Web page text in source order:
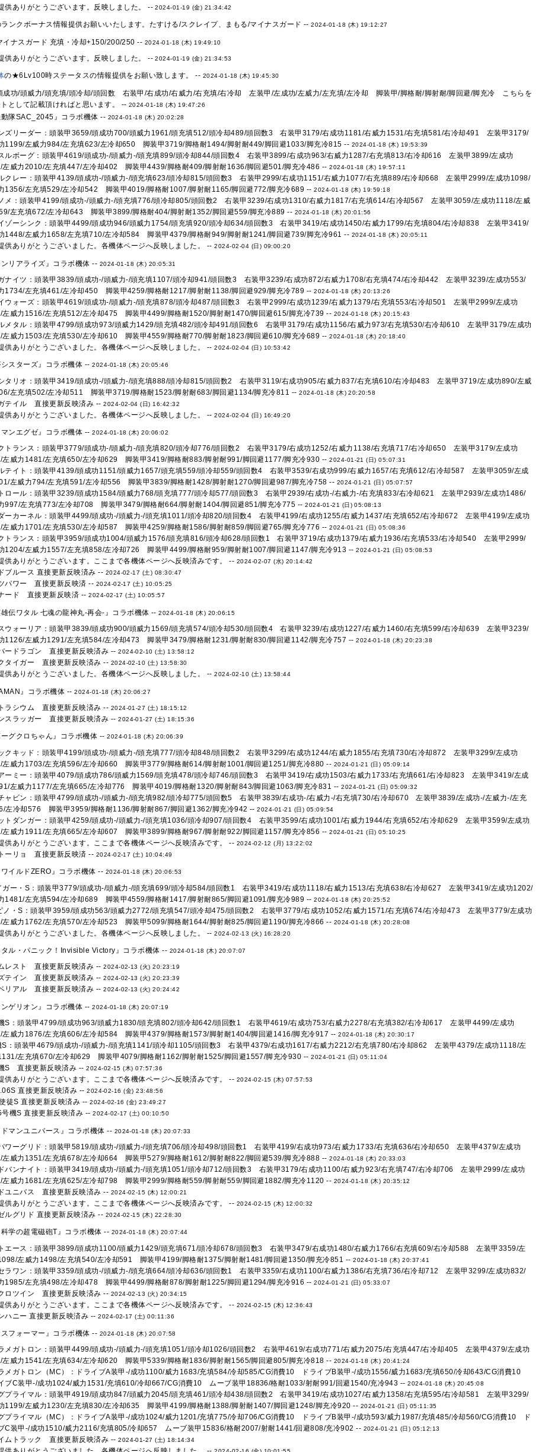
供ありがとうございます。反映しました。 --2024-01-19 (金) 21:34:42
ンクボーナス情報提供お願いいたします。たすける/スクレイプ、まもる/マイナスガード --2024-01-18 (木) 19:12:27
イナスガード 充填・冷却+150/200/250 -- 2024-01-18 (木) 19:49:10
供ありがとうございます。反映しました。 --2024-01-19 (金) 21:34:53
の★6Lv100時ステータスの情報提供をお願い致します。 -- 2024-01-18 (木) 19:45:30
成功/頭威力/頭充填/頭冷却/頭回数 右装甲/右成功/右威力/右充填/右冷却 左装甲/左成功/左威力/左充填/左冷却 脚装甲/脚格耐/脚射耐/脚回避/脚充冷 こちらを
として記載頂ければと思います。 -- 2024-01-18 (木) 19:47:26
動隊SAC_2045』コラボ機体 -- 2024-01-18 (木) 20:02:28
ズリーダー：頭装甲3659/頭成功700/頭威力1961/頭充填512/頭冷却489/頭回数3 右装甲3179/右成功1181/右威力1531/右充填581/右冷却491 左装甲3179/
1199/左威力984/左充填623/左冷却650 脚装甲3719/脚格耐1494/脚射耐449/脚回避1033/脚充冷815 -- 2024-01-18 (木) 19:53:39
ルボーグ：頭装甲4619/頭成功-/頭威力-/頭充填899/頭冷却844/頭回数4 右装甲3899/右成功963/右威力1287/右充填813/右冷却616 左装甲3899/左成功
左威力2010/左充填447/左冷却402 脚装甲4439/脚格耐409/脚射耐1636/脚回避501/脚充冷486 --2024-01-18 (木) 19:57:11
クレー：頭装甲4139/頭成功-/頭威力-/頭充填623/頭冷却815/頭回数3 右装甲2999/右成功1151/右威力1077/右充填889/右冷却668 左装甲2999/左成功1098/
1356/左充填529/左冷却542 脚装甲4019/脚格耐1007/脚射耐1165/脚回避772/脚充冷689 --2024-01-18 (木) 19:59:18
メ：頭装甲4199/頭成功-/頭威力-/頭充填776/頭冷却805/頭回数2 右装甲3239/右成功1310/右威力1817/右充填614/右冷却567 左装甲3059/左成功1118/左威
左充填672/左冷却643 脚装甲3899/脚格耐404/脚射耐1352/脚回避559/脚充冷889 -- 2024-01-18 (木) 20:01:56
ゾーシンク：頭装甲4499/頭成功946/頭威力1754/頭充填920/頭冷却634/頭回数3 右装甲3419/右成功1450/右威力1799/右充填804/右冷却838 左装甲3419/
1448/左威力1658/左充填710/左冷却584 脚装甲4379/脚格耐949/脚射耐1241/脚回避739/脚充冷961 -- 2024-01-18 (木) 20:05:11
供ありがとうございました。各機体ページへ反映しました。 --2024-02-04 (日) 09:00:20
ンリアライズ』コラボ機体 -- 2024-01-18 (木) 20:05:31
ナイツ：頭装甲3839/頭成功-/頭威力-/頭充填1107/頭冷却941/頭回数3 右装甲3239/右成功872/右威力1708/右充填474/右冷却442 左装甲3239/左成功553/
1734/左充填461/左冷却450 脚装甲4259/脚格耐1217/脚射耐1138/脚回避929/脚充冷789 --2024-01-18 (木) 20:13:26
ウォーズ：頭装甲4619/頭成功-/頭威力-/頭充填878/頭冷却487/頭回数3 右装甲2999/右成功1239/右威力1379/右充填553/右冷却501 左装甲2999/左成功
左威力1516/左充填512/左冷却475 脚装甲4499/脚格耐1520/脚射耐1470/脚回避615/脚充冷739 -- 2024-01-18 (木) 20:15:43
メタル：頭装甲4799/頭成功973/頭威力1429/頭充填482/頭冷却491/頭回数6 右装甲3179/右成功1156/右威力973/右充填530/右冷却610 左装甲3179/左成功
左威力1503/左充填530/左冷却610 脚装甲4559/脚格耐770/脚射耐1823/脚回避610/脚充冷689 --2024-01-18 (木) 20:18:40
供ありがとうございました。各機体ページへ反映しました。 --2024-02-04 (日) 10:53:42
シスターズ』コラボ機体 --2024-01-18 (木) 20:05:46
タリオ：頭装甲3419/頭成功-/頭威力-/頭充填888/頭冷却815/頭回数2 右装甲3119/右成功905/右威力837/右充填610/右冷却483 左装甲3719/左成功890/左威
左充填502/左冷却511 脚装甲3719/脚格耐1523/脚射耐683/脚回避1134/脚充冷811 --2024-01-18 (木) 20:20:58
テイル 直接更新反映済み --2024-02-04 (日) 16:42:32
供ありがとうございました。各機体ページへ反映しました。 --2024-02-04 (日) 16:49:20
マンエグゼ』コラボ機体 --2024-01-18 (木) 20:06:02
トランス：頭装甲3779/頭成功-/頭威力-/頭充填820/頭冷却776/頭回数2 右装甲3179/右成功1252/右威力1138/右充填717/右冷却650 左装甲3179/左成功
左威力1481/左充填650/左冷却629 脚装甲3419/脚格耐883/脚射耐991/脚回避1177/脚充冷930 --2024-01-21 (日) 05:07:31
テイト：頭装甲4139/頭成功1151/頭威力1657/頭充填559/頭冷却559/頭回数4 右装甲3539/右成功999/右威力1657/右充填612/右冷却587 左装甲3059/左成
左威力794/左充填591/左冷却556 脚装甲3839/脚格耐1428/脚射耐1270/脚回避987/脚充冷758 -- 2024-01-21 (日) 05:07:57
ロール：頭装甲3239/頭成功1584/頭威力768/頭充填777/頭冷却577/頭回数3 右装甲2939/右成功-/右威力-/右充填833/右冷却621 左装甲2939/左成功1486/
997/左充填773/左冷却708 脚装甲3479/脚格耐664/脚射耐1404/脚回避851/脚充冷775 --2024-01-21 (日) 05:08:13
ーカーネル：頭装甲4499/頭成功-/頭威力-/頭充填1011/頭冷却820/頭回数4 右装甲4199/右成功1255/右威力1437/右充填652/右冷却672 左装甲4199/左成功
左威力1701/左充填530/左冷却587 脚装甲4259/脚格耐1586/脚射耐859/脚回避765/脚充冷776 --2024-01-21 (日) 05:08:36
トランス：頭装甲3959/頭成功1004/頭威力1576/頭充填816/頭冷却628/頭回数1 右装甲3719/右成功1379/右威力1936/右充填533/右冷却540 左装甲2999/
1204/左威力1557/左充填858/左冷却726 脚装甲4499/脚格耐959/脚射耐1007/脚回避1147/脚充冷913 --2024-01-21 (日) 05:08:53
供ありがとうございます。ここまで各機体ページへ反映済みです。 -- 2024-02-07 (水) 20:14:42
ブルース 直接更新反映済み -- 2024-02-17 (土) 08:30:47
パワー 直接更新反映済 -- 2024-02-17 (土) 10:05:25
ード 直接更新反映済 --2024-02-17 (土) 10:05:57
雄伝ワタル 七魂の龍神丸‐再会‐』コラボ機体 --2024-01-18 (木) 20:06:15
ウォーリア：頭装甲3839/頭成功900/頭威力1569/頭充填574/頭冷却530/頭回数4 右装甲3239/右成功1227/右威力1460/右充填599/右冷却639 左装甲3239/
1126/左威力1291/左充填584/左冷却473 脚装甲3479/脚格耐1231/脚射耐830/脚回避1142/脚充冷757 --2024-01-18 (木) 20:23:38
ードラゴン 直接更新反映済み --2024-02-10 (土) 13:58:12
タイガー 直接更新反映済み -- 2024-02-10 (土) 13:58:30
供ありがとうございました。各機体ページへ反映しました。 --2024-02-10 (土) 13:58:44
』コラボ機体 --2024-01-18 (木) 20:06:27
ラシウム 直接更新反映済み -- 2024-01-27 (土) 18:15:12
スラッガー 直接更新反映済み --2024-01-27 (土) 18:15:36
ーグクロちゃん』コラボ機体 --2024-01-18 (木) 20:06:39
クキッド：頭装甲4199/頭成功-/頭威力-/頭充填777/頭冷却848/頭回数2 右装甲3299/右成功1244/右威力1855/右充填730/右冷却872 左装甲3299/左成功
左威力1703/左充填596/左冷却660 脚装甲3779/脚格耐614/脚射耐1001/脚回避1251/脚充冷880 -- 2024-01-21 (日) 05:09:14
ーミー：頭装甲4079/頭成功786/頭威力1569/頭充填478/頭冷却746/頭回数3 右装甲3419/右成功1503/右威力1733/右充填661/右冷却823 左装甲3419/左成
左威力1177/左充填665/左冷却776 脚装甲4019/脚格耐1320/脚射耐843/脚回避1063/脚充冷831 --2024-01-21 (日) 05:09:32
ャビン：頭装甲4799/頭成功-/頭威力-/頭充填982/頭冷却775/頭回数5 右装甲3839/右成功-/右威力-/右充填730/右冷却670 左装甲3839/左成功-/左威力-/左充
左冷却576 脚装甲3959/脚格耐1136/脚射耐867/脚回避1362/脚充冷942 --2024-01-21 (日) 05:09:54
トダンガー：頭装甲4259/頭成功-/頭威力-/頭充填1036/頭冷却907/頭回数4 右装甲3599/右成功1001/右威力1944/右充填652/右冷却629 左装甲3599/左成功
左威力1911/左充填665/左冷却607 脚装甲3899/脚格耐967/脚射耐922/脚回避1157/脚充冷856 --2024-01-21 (日) 05:10:25
供ありがとうございます。ここまで各機体ページへ反映済みです。 -- 2024-02-12 (月) 13:22:02
ーリョ 直接更新反映済 -- 2024-02-17 (土) 10:04:49
ワイルドZERO』コラボ機体 -- 2024-01-18 (木) 20:06:53
ガー・S：頭装甲3779/頭成功-/頭威力-/頭充填699/頭冷却584/頭回数1 右装甲3419/右成功1118/右威力1513/右充填638/右冷却627 左装甲3419/左成功1202/
1481/左充填594/左冷却689 脚装甲4559/脚格耐1417/脚射耐865/脚回避1091/脚充冷989 --2024-01-18 (木) 20:25:52
ノ・S：頭装甲3959/頭成功563/頭威力2772/頭充填547/頭冷却475/頭回数2 右装甲3779/右成功1052/右威力1571/右充填674/右冷却473 左装甲3779/左成功
左威力1762/左充填570/左冷却523 脚装甲5099/脚格耐1644/脚射耐825/脚回避1190/脚充冷866 -- 2024-01-18 (木) 20:28:08
供ありがとうございました。各機体ページへ反映しました。 --2024-02-13 (火) 16:28:20
タル・パニック！Invisible Victory』コラボ機体 -- 2024-01-18 (木) 20:07:07
レスト 直接更新反映済み --2024-02-13 (火) 20:23:19
テイン 直接更新反映済み --2024-02-13 (火) 20:23:39
リアル 直接更新反映済み --2024-02-13 (火) 20:24:42
ンゲリオン』コラボ機体 --2024-01-18 (木) 20:07:19
S：頭装甲4799/頭成功963/頭威力1830/頭充填802/頭冷却642/頭回数1 右装甲4619/右成功753/右威力2278/右充填382/右冷却617 左装甲4499/左成功
左威力1876/左充填606/左冷却584 脚装甲4379/脚格耐1573/脚射耐1404/脚回避1416/脚充冷917 --2024-01-18 (木) 20:30:17
S：頭装甲4679/頭成功-/頭威力-/頭充填1141/頭冷却1105/頭回数3 右装甲4379/右成功1617/右威力2212/右充填780/右冷却862 左装甲4379/左成功1118/左
左充填670/左冷却629 脚装甲4079/脚格耐1162/脚射耐1525/脚回避1557/脚充冷930 --2024-01-21 (日) 05:11:04
S 直接更新反映済み --2024-02-15 (木) 07:57:36
供ありがとうございます。ここまで各機体ページへ反映済みです。 -- 2024-02-15 (木) 07:57:53
直接更新反映済み --2024-02-16 (金) 23:48:56
徒S 直接更新反映済み --2024-02-16 (金) 23:49:27
号機S 直接更新反映済み --2024-02-17 (土) 00:10:50
ドマンユニバース』コラボ機体 -- 2024-01-18 (木) 20:07:33
ワーグリド：頭装甲5819/頭成功-/頭威力-/頭充填706/頭冷却498/頭回数1 右装甲4199/右成功973/右威力1733/右充填636/右冷却650 左装甲4379/左成功
左威力1351/左充填678/左冷却664 脚装甲5279/脚格耐1612/脚射耐822/脚回避539/脚充冷888 --2024-01-18 (木) 20:33:03
バンナイト：頭装甲3419/頭成功-/頭威力-/頭充填1051/頭冷却712/頭回数3 右装甲3179/右成功1100/右威力923/右充填747/右冷却706 左装甲2999/左成功
左威力1681/左充填625/左冷却798 脚装甲2999/脚格耐559/脚射耐559/脚回避1882/脚充冷1120 -- 2024-01-18 (木) 20:35:12
ユニバス 直接更新反映済み -- 2024-02-15 (木) 12:00:21
供ありがとうございます。ここまで各機体ページへ反映済みです。 -- 2024-02-15 (木) 12:00:32
ルグリド 直接更新反映済み -- 2024-02-15 (木) 22:28:30
科学の超電磁砲T』コラボ機体 -- 2024-01-18 (木) 20:07:44
エース：頭装甲3899/頭成功1100/頭威力1429/頭充填671/頭冷却678/頭回数3 右装甲3479/右成功1480/右威力1766/右充填609/右冷却588 左装甲3359/左
左威力1498/左充填540/左冷却591 脚装甲4199/脚格耐1375/脚射耐1481/脚回避1350/脚充冷851 --2024-01-18 (木) 20:37:41
ラワン：頭装甲3359/頭成功-/頭威力-/頭充填664/頭冷却636/頭回数1 右装甲3359/右成功1100/右威力1386/右充填736/右冷却712 左装甲3299/左成功832/
1985/左充填498/左冷却478 脚装甲4499/脚格耐878/脚射耐1225/脚回避1294/脚充冷916 --2024-01-21 (日) 05:33:07
ロツイン 直接更新反映済み -- 2024-02-13 (火) 20:34:15
供ありがとうございます。ここまで各機体ページへ反映済みです。 -- 2024-02-15 (木) 12:36:43
ハニー 直接更新反映済み --2024-02-17 (土) 00:11:36
スフォーマー』コラボ機体 -- 2024-01-18 (木) 20:07:58
メガトロン：頭装甲4499/頭成功-/頭威力-/頭充填1051/頭冷却1026/頭回数2 右装甲4619/右成功771/右威力2075/右充填447/右冷却405 左装甲4379/左成功
左威力1541/左充填634/左冷却620 脚装甲5339/脚格耐1836/脚射耐1565/脚回避805/脚充冷818 -- 2024-01-18 (木) 20:41:24
メガトロン（MC）：ドライブA装甲-/成功1100/威力1683/充填584/冷却585/CG消費10 ドライブB装甲-/成功1556/威力1683/充填650/冷却643/CG消費10
ブC装甲-/成功1024/威力1531/充填610/冷却667/CG消費10 ムーブ装甲18836/格耐1033/射耐991/回避1540/充冷943 --2024-01-18 (木) 20:45:08
プライマル：頭装甲4919/頭成功847/頭威力2045/頭充填461/頭冷却438/頭回数2 右装甲3419/右成功1027/右威力1358/右充填595/右冷却581 左装甲3299/
1199/左威力1230/左充填830/左冷却635 脚装甲4199/脚格耐1388/脚射耐1407/脚回避1248/脚充冷920 -- 2024-01-21 (日) 05:11:35
プライマル（MC）：ドライブA装甲-/成功1024/威力1201/充填775/冷却706/CG消費10 ドライブB装甲-/成功593/威力1987/充填485/冷却560/CG消費10 ド
C装甲-/成功1510/威力2116/充填805/冷却657 ムーブ装甲15836/格耐2007/射耐1441/回避808/充冷902 -- 2024-01-21 (日) 05:12:13
ムトラック 直接更新反映済み --2024-01-27 (土) 18:14:34